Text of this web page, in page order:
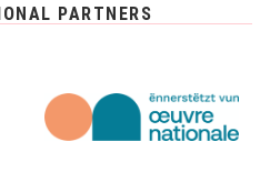
PARTNERS